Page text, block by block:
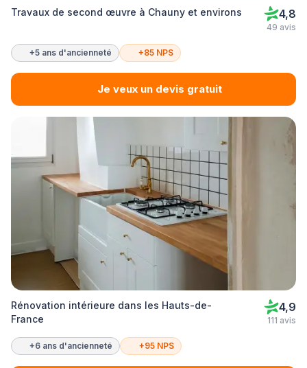
Travaux de second œuvre à Chauny et environs 4,8
49 avis
+5 ans d'ancienneté +85 NPS
Je veux un devis gratuit
Rénovation intérieure dans les Hauts-de-
France
4,9
111 avis
+6 ans d'ancienneté +95 NPS